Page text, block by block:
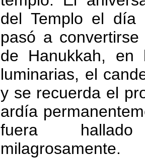
del Templo el día
pasó a
de Hanukkah,
luminarias, el
y se recuerda el
ardía
fuera
milagrosamente.